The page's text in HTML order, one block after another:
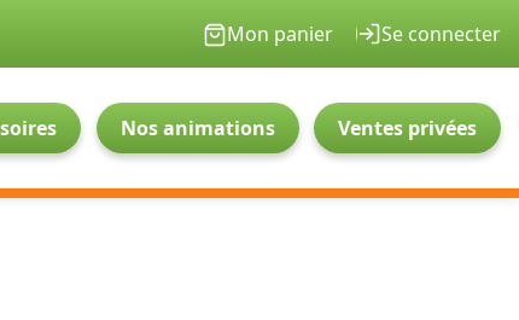
Mon panier Se connecter
Nos animations Ventes privées